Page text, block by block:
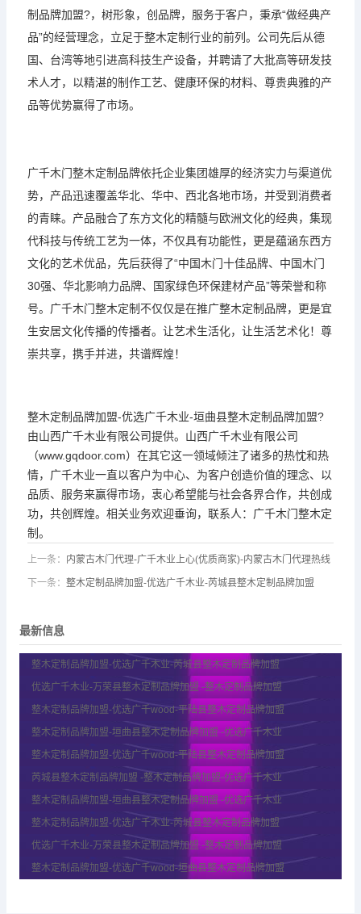
制品牌加盟?，树形象，创品牌，服务于客户，秉承“做经典产
品”的经营理念，立足于整木定制行业的前列。公司先后从德
国、台湾等地引进高科技生产设备，并聘请了大批高等研发技
术人才，以精湛的制作工艺、健康环保的材料、尊贵典雅的产
品等优势赢得了市场。
广千木门整木定制品牌依托企业集团雄厚的经济实力与渠道优
势，产品迅速覆盖华北、华中、西北各地市场，并受到消费者
的青睐。产品融合了东方文化的精髓与欧洲文化的经典，集现
代科技与传统工艺为一体，不仅具有功能性，更是蕴涵东西方
文化的艺术优品，先后获得了“中国木门十佳品牌、中国木门
30强、华北影响力品牌、国家绿色环保建材产品”等荣誉和称
号。广千木门整木定制不仅仅是在推广整木定制品牌，更是宜
生安居文化传播的传播者。让艺术生活化，让生活艺术化！尊
崇共享，携手并进，共谱辉煌！
整木定制品牌加盟-优选广千木业-垣曲县整木定制品牌加盟?
由山西广千木业有限公司提供。山西广千木业有限公司
（www.gqdoor.com）在其它这一领域倾注了诸多的热忱和热
情，广千木业一直以客户为中心、为客户创造价值的理念、以
品质、服务来赢得市场，衷心希望能与社会各界合作，共创成
功，共创辉煌。相关业务欢迎垂询，联系人：广千木门整木定
制。
上一条： 内蒙古木门代理-广千木业上心(优质商家)-内蒙古木门代理热线
下一条： 整木定制品牌加盟-优选广千木业-芮城县整木定制品牌加盟
最新信息
整木定制品牌加盟-优选广千木业-芮城县整木定制品牌加盟
优选广千木业-万荣县整木定制品牌加盟 -整木定制品牌加盟
整木定制品牌加盟-优选广千wood-平陆县整木定制品牌加盟
整木定制品牌加盟-垣曲县整木定制品牌加盟 -优选广千木业
整木定制品牌加盟-优选广千wood-平陆县整木定制品牌加盟
芮城县整木定制品牌加盟 -整木定制品牌加盟-优选广千木业
整木定制品牌加盟-垣曲县整木定制品牌加盟 -优选广千木业
整木定制品牌加盟-优选广千木业-芮城县整木定制品牌加盟
优选广千木业-万荣县整木定制品牌加盟 -整木定制品牌加盟
整木定制品牌加盟-优选广千wood-垣曲县整木定制品牌加盟